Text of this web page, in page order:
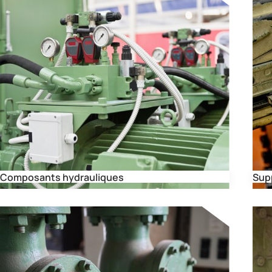
Composants hydrauliques